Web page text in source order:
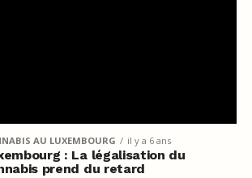
AU LUXEMBOURG il y a 6 ans
: La légalisation du
prend du retard